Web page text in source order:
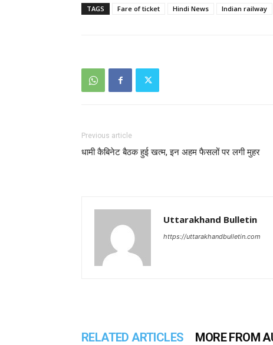
TAGS Fare of ticket Hindi News Indian railway
Previous article
धामी कैबिनेट बैठक हुई खत्म, इन अहम फैसलों पर लगी मुहर
Uttarakhand Bulletin
https://uttarakhandbulletin.com
RELATED ARTICLES MORE FROM